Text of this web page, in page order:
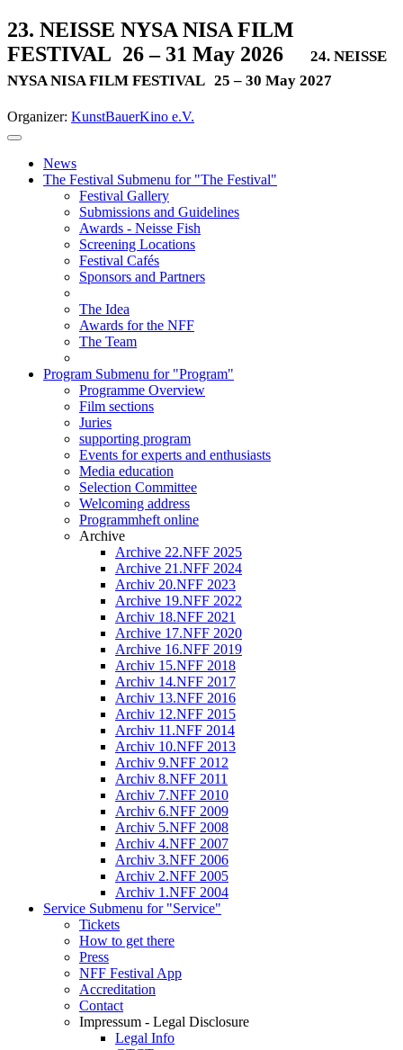
23. NEISSE NYSA NISA FILM
FESTIVAL 26 – 31 May 2026
24. NEISSE
NYSA NISA FILM FESTIVAL 25 – 30 May 2027
Organizer: KunstBauerKino e.V.
News
The Festival Submenu for "The Festival"
Festival Gallery
Submissions and Guidelines
Awards - Neisse Fish
Screening Locations
Festival Cafés
Sponsors and Partners
The Idea
Awards for the NFF
The Team
Program Submenu for "Program"
Programme Overview
Film sections
Juries
supporting program
Events for experts and enthusiasts
Media education
Selection Committee
Welcoming address
Programmheft online
Archive
Archive 22.NFF 2025
Archive 21.NFF 2024
Archiv 20.NFF 2023
Archive 19.NFF 2022
Archiv 18.NFF 2021
Archive 17.NFF 2020
Archive 16.NFF 2019
Archiv 15.NFF 2018
Archiv 14.NFF 2017
Archiv 13.NFF 2016
Archiv 12.NFF 2015
Archiv 11.NFF 2014
Archiv 10.NFF 2013
Archiv 9.NFF 2012
Archiv 8.NFF 2011
Archiv 7.NFF 2010
Archiv 6.NFF 2009
Archiv 5.NFF 2008
Archiv 4.NFF 2007
Archiv 3.NFF 2006
Archiv 2.NFF 2005
Archiv 1.NFF 2004
Service Submenu for "Service"
Tickets
How to get there
Press
NFF Festival App
Accreditation
Contact
Impressum - Legal Disclosure
Legal Info